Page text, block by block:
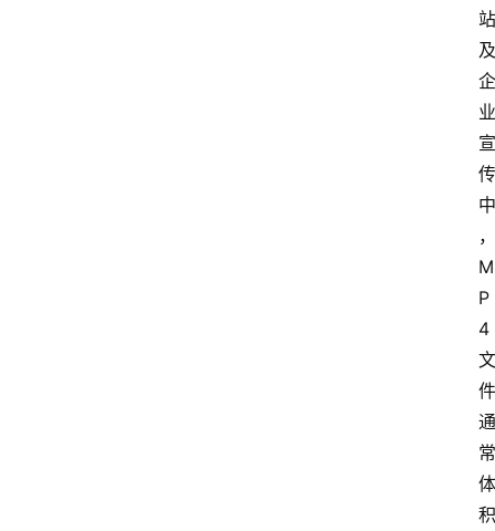
站
及
企
业
宣
传
中
，
M
P
4
文
件
通
常
体
积